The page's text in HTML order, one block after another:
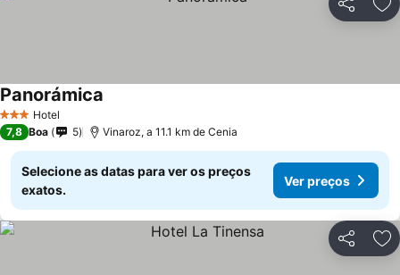
Partilhar
3 EstrelasHotel
Panorámica
7,8 Boa 5 Vinaroz, a 11.1 km de Cenia
Selecione as datas para ver os preços
exatos.
Ver preços
Partilhar